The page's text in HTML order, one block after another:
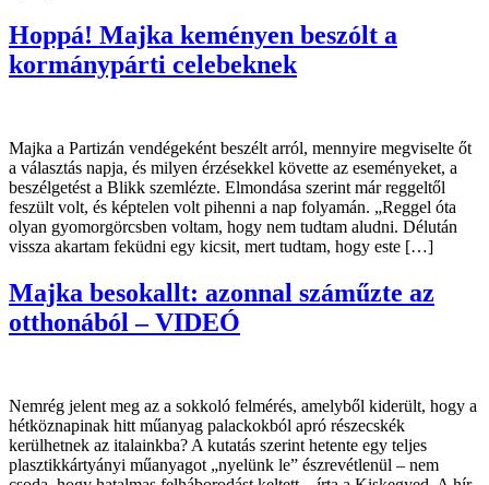
Hoppá! Majka keményen beszólt a
kormánypárti celebeknek
Majka a Partizán vendégeként beszélt arról, mennyire megviselte őt
a választás napja, és milyen érzésekkel követte az eseményeket, a
beszélgetést a Blikk szemlézte. Elmondása szerint már reggeltől
feszült volt, és képtelen volt pihenni a nap folyamán. „Reggel óta
olyan gyomorgörcsben voltam, hogy nem tudtam aludni. Délután
vissza akartam feküdni egy kicsit, mert tudtam, hogy este […]
Majka besokallt: azonnal száműzte az
otthonából – VIDEÓ
Nemrég jelent meg az a sokkoló felmérés, amelyből kiderült, hogy a
hétköznapinak hitt műanyag palackokból apró részecskék
kerülhetnek az italainkba? A kutatás szerint hetente egy teljes
plasztikkártyányi műanyagot „nyelünk le” észrevétlenül – nem